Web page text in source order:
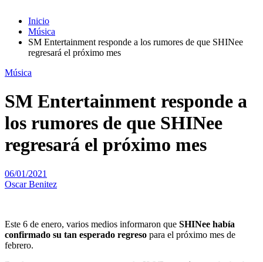
Inicio
Música
SM Entertainment responde a los rumores de que SHINee
regresará el próximo mes
Música
SM Entertainment responde a
los rumores de que SHINee
regresará el próximo mes
06/01/2021
Oscar Benitez
Este 6 de enero, varios medios informaron que SHINee había
confirmado su tan esperado regreso para el próximo mes de
febrero.